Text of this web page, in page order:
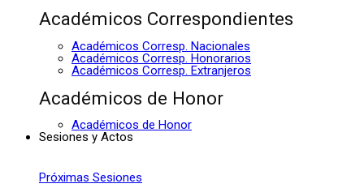
Académicos Correspondientes
Académicos Corresp. Nacionales
Académicos Corresp. Honorarios
Académicos Corresp. Extranjeros
Académicos de Honor
Académicos de Honor
Sesiones y Actos
Próximas Sesiones